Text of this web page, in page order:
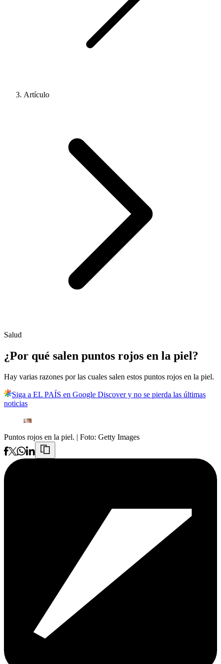
Artículo
Salud
¿Por qué salen puntos rojos en la piel?
Hay varias razones por las cuales salen estos puntos rojos en la piel.
Siga a EL PAÍS en Google Discover y no se pierda las últimas
noticias
Puntos rojos en la piel. | Foto: Getty Images